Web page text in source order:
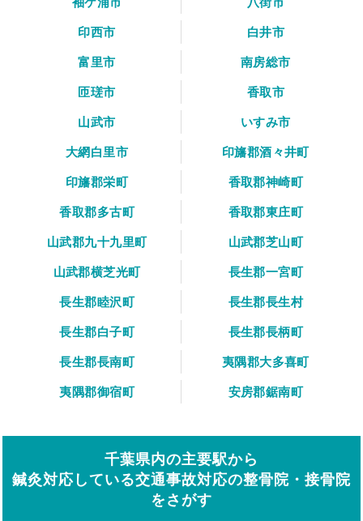
印西市
白井市
富里市
南房総市
匝瑳市
香取市
山武市
いすみ市
大網白里市
印旛郡酒々井町
印旛郡栄町
香取郡神崎町
香取郡多古町
香取郡東庄町
山武郡九十九里町
山武郡芝山町
山武郡横芝光町
長生郡一宮町
長生郡睦沢町
長生郡長生村
長生郡白子町
長生郡長柄町
長生郡長南町
夷隅郡大多喜町
夷隅郡御宿町
安房郡鋸南町
千葉県内の主要駅から
鍼灸対応している交通事故対応の整骨院・接骨院
をさがす